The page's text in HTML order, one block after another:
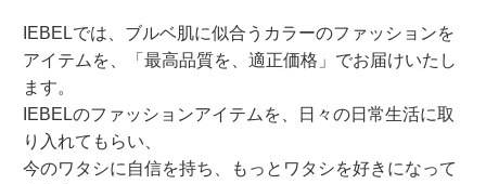
IEBELでは、ブルベ肌に似合うカラーのファッションを
アイテムを、「最高品質を、適正価格」でお届けいたし
ます。
IEBELのファッションアイテムを、日々の日常生活に取
り入れてもらい、
今のワタシに自信を持ち、もっとワタシを好きになって